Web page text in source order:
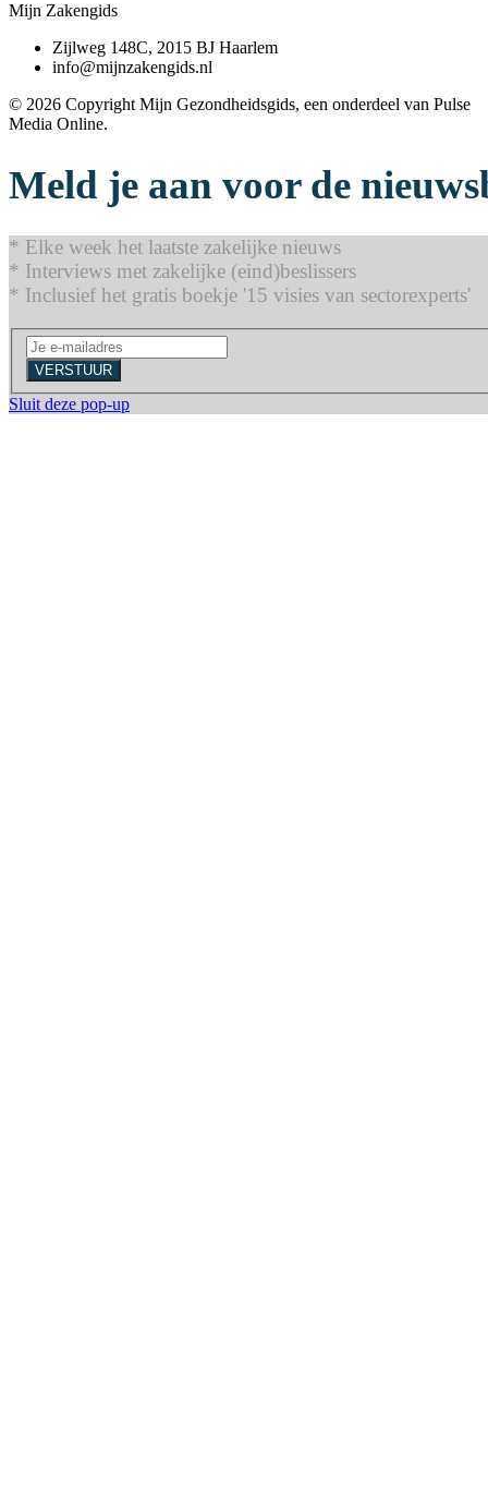
Mijn Zakengids
Zijlweg 148C, 2015 BJ Haarlem
info@mijnzakengids.nl
© 2026 Copyright Mijn Gezondheidsgids, een onderdeel van Pulse
Media Online.
Meld je aan voor de
* Elke week het laatste zakelijke nieuws
* Interviews met zakelijke (eind)beslissers
* Inclusief het gratis boekje '15 visies van sectorexperts'
VERSTUUR
Sluit deze pop-up